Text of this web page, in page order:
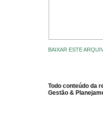
BAIXAR ESTE
Todo conteúdo da
Gestão &